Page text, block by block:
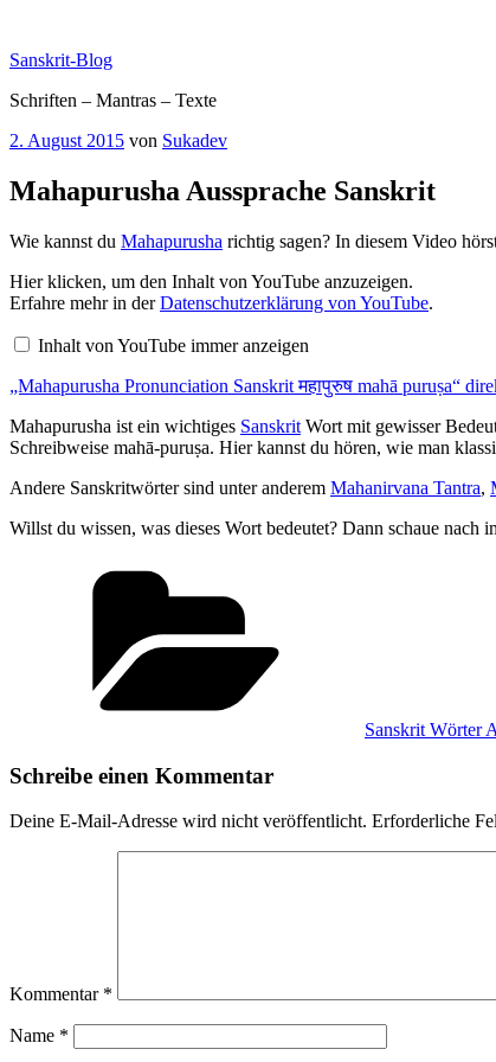
springen
Sanskrit-Blog
Schriften – Mantras – Texte
Veröffentlicht
2. August 2015 von Sukadev
Mahapurusha Aussprache Sanskrit
Wie kannst du Mahapurusha richtig sagen? In diesem Video
„Mahapurusha
Pronunciation
Sanskrit
mahā
von
anzeigen
Hier klicken, um den Inhalt von YouTube anzuzeigen.
Erfahre mehr in derDatenschutzerklärung von YouTube.
Inhalt von YouTube immer anzeigen
„Mahapurusha Pronunciation Sanskrit महापुरुष mahā puruṣa“
Mahapurusha ist ein wichtiges Sanskrit Wort mit gewisser
Schreibweise mahā-puruṣa. Hier kannst du hören, wie man
Andere Sanskritwörter sind unter anderem Mahanirvana Tantra,
Willst du wissen, was dieses Wort bedeutet? Dann schaue nach
Sanskrit Wörter
Schreibe einen Kommentar
Deine E-Mail-Adresse wird nicht veröffentlicht. Erforderliche
Kommentar *
Name *